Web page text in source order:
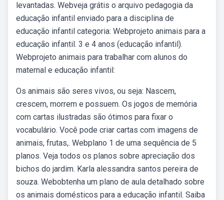
levantadas. Webveja grátis o arquivo pedagogia da
educação infantil enviado para a disciplina de
educação infantil categoria: Webprojeto animais para a
educação infantil. 3 e 4 anos (educação infantil).
Webprojeto animais para trabalhar com alunos do
maternal e educação infantil:
Os animais são seres vivos, ou seja: Nascem,
crescem, morrem e possuem. Os jogos de memória
com cartas ilustradas são ótimos para fixar o
vocabulário. Você pode criar cartas com imagens de
animais, frutas,. Webplano 1 de uma sequência de 5
planos. Veja todos os planos sobre apreciação dos
bichos do jardim. Karla alessandra santos pereira de
souza. Webobtenha um plano de aula detalhado sobre
os animais domésticos para a educação infantil. Saiba